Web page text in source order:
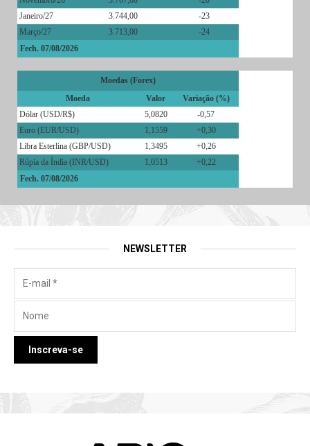
Janeiro/27
3.744,00
-23
Março/27
3.713,00
-24
Fech. 07/08/2026
Moedas (Forex)
Moeda
Valor
Variação (%)
Dólar (USD/R$)
5,0820
-0,57
Euro (EUR/USD)
1,1559
+0,30
Libra Esterlina (GBP/USD)
1,3495
+0,26
Rúpia da Índia (INR/USD)
1,0513
+0,22
Fech. 07/08/2026
NEWSLETTER